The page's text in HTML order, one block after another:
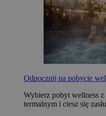
Odpocznij na pobycie
Wybierz pobyt wellness z
termalnym i ciesz się